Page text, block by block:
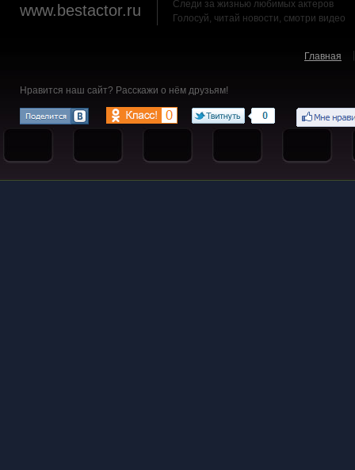
www.bestactor.ru
Следи за жизнью любимых актеров
Голосуй, читай новости, смотри видео
Главная
Нравится наш сайт? Расскажи о нём друзьям!